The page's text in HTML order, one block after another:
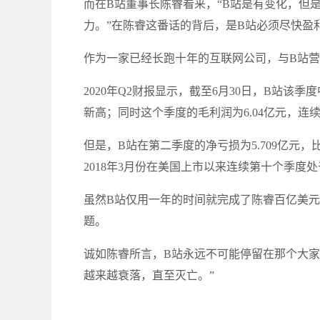
而在B站董事长陈睿看来，“B站是有变化，但
力。”在陈睿这番话的背后，是B站必须尽快盈
作为一家已经长跑十年的互联网公司，与B站
2020年Q2财报显示，截至6月30日，B站该季
新高；同时这个季度的毛利润为6.04亿元，连
但是，B站在第二季度的净亏损为5.709亿元，
2018年3月份在美国上市以来连续第十个季度
虽然B站仅用一年的时间就完成了陈睿百亿美
题。
诚如陈睿所言，B站永远不可能停留在那个大
越来越衰落，直至灭亡。”